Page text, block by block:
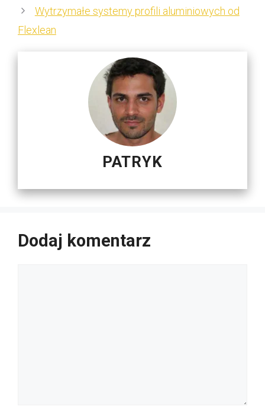
Wytrzymałe systemy profili aluminiowych od
Flexlean
PATRYK
Dodaj komentarz